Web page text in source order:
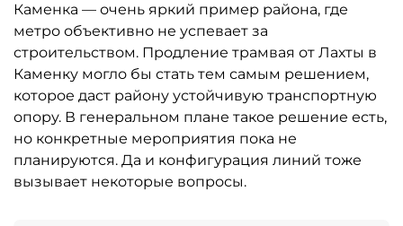
Каменка — очень яркий пример района, где
метро объективно не успевает за
строительством. Продление трамвая от Лахты в
Каменку могло бы стать тем самым решением,
которое даст району устойчивую транспортную
опору. В генеральном плане такое решение есть,
но конкретные мероприятия пока не
планируются. Да и конфигурация линий тоже
вызывает некоторые вопросы.